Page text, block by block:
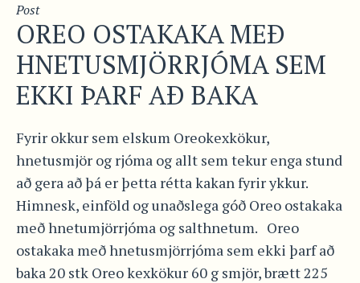
Post
OREO OSTAKAKA MEÐ
HNETUSMJÖRRJÓMA SEM
EKKI ÞARF AÐ BAKA
Fyrir okkur sem elskum Oreokexkökur,
hnetusmjör og rjóma og allt sem tekur enga stund
að gera að þá er þetta rétta kakan fyrir ykkur.
Himnesk, einföld og unaðslega góð Oreo ostakaka
með hnetumjörrjóma og salthnetum. Oreo
ostakaka með hnetusmjörrjóma sem ekki þarf að
baka 20 stk Oreo kexkökur 60 g smjör, brætt 225